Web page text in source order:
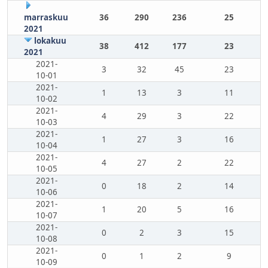
marraskuu
2021
36 290 236 25
lokakuu
2021
38 412 177
23
2021-
10-01
3 32 45
23
2021-
10-02
1 13 3
11
2021-
10-03
4 29 3
22
2021-
10-04
1 27 3
16
2021-
10-05
4 27 2
22
2021-
10-06
0 18 2
14
2021-
10-07
1 20 5
16
2021-
10-08
0 2 3
15
2021-
10-09
0 1 2
9